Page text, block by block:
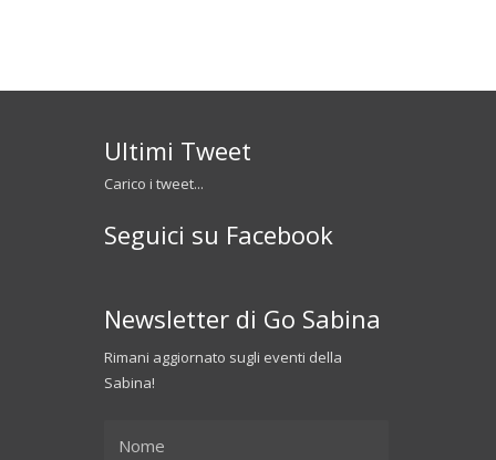
Ultimi Tweet
Carico i tweet...
Seguici su Facebook
Newsletter di Go Sabina
Rimani aggiornato sugli eventi della
Sabina!